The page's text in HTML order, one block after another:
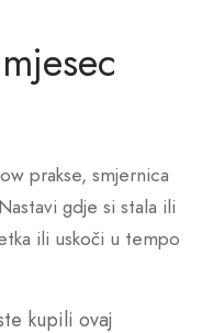
prakse, smjernica
gdje si stala ili
ili uskoči u tempo
kupili ovaj